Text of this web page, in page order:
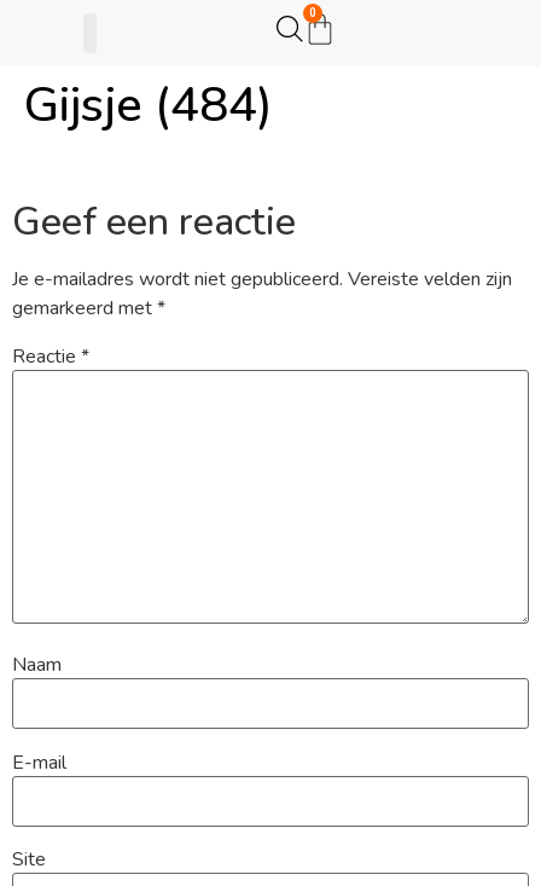
0
Gijsje (484)
Geef een reactie
Je e-mailadres wordt niet gepubliceerd. Vereiste velden zijn
gemarkeerd met*
Reactie *
Naam
E-mail
Site